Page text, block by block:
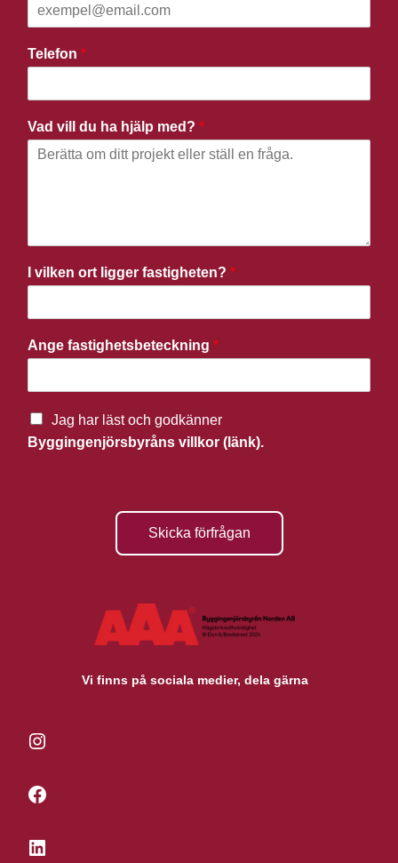
Telefon *
Vad vill du ha hjälp med? *
I vilken ort ligger fastigheten? *
Ange fastighetsbeteckning *
Jag har läst och godkänner
Byggingenjörsbyråns villkor (länk).
Skicka förfrågan
Vi finns på sociala medier, dela gärna
Instagram
Facebook
LinkedIn